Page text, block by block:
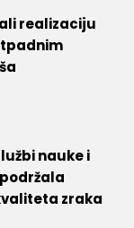
realizaciju
nauke i
zraka